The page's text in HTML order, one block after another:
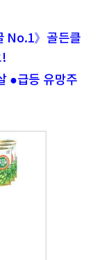
No.1》골든클
!
●급등 유망주